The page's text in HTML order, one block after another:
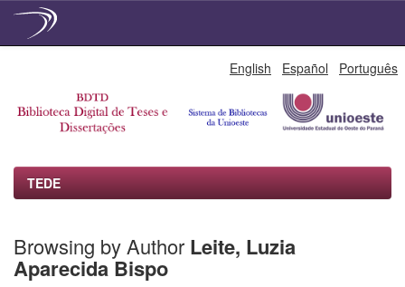
English Español Português
TEDE
Browsing by Author Leite, Luzia
Aparecida Bispo